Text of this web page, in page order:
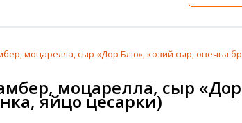
анализ на жирорастворимые
оценка вашего здоровья
моцарелла, сыр «Дор Блю», козий сыр, овечья
моцарелла, сыр
яйцо цесарки)